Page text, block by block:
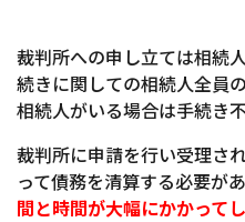
裁判所への申し立ては相続
続きに関しての相続人全員
相続人がいる場合は手続き不
裁判所に申請を行い受理さ
って債務を清算する必要が
間と時間が大幅にかかって